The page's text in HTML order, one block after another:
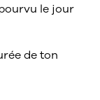
le jour
de ton